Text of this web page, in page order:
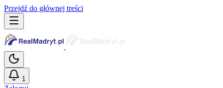
Przejdź do głównej treści
1